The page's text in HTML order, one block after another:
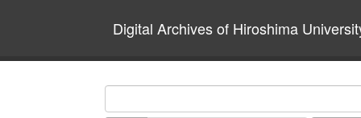
Digital Archives of Hiroshima